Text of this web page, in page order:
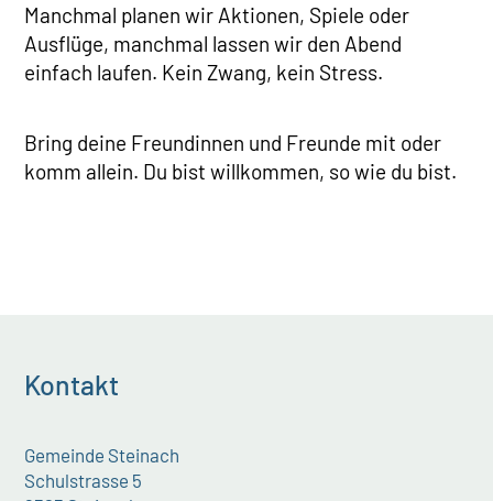
Manchmal planen wir Aktionen, Spiele oder
Ausflüge, manchmal lassen wir den Abend
einfach laufen. Kein Zwang, kein Stress.
Bring deine Freundinnen und Freunde mit oder
komm allein. Du bist willkommen, so wie du bist.
Kontakt
Gemeinde Steinach
Schulstrasse 5